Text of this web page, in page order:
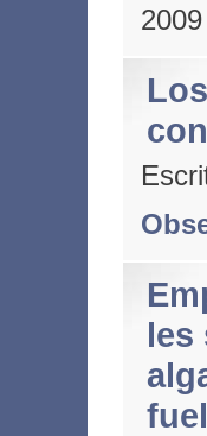
2009
les